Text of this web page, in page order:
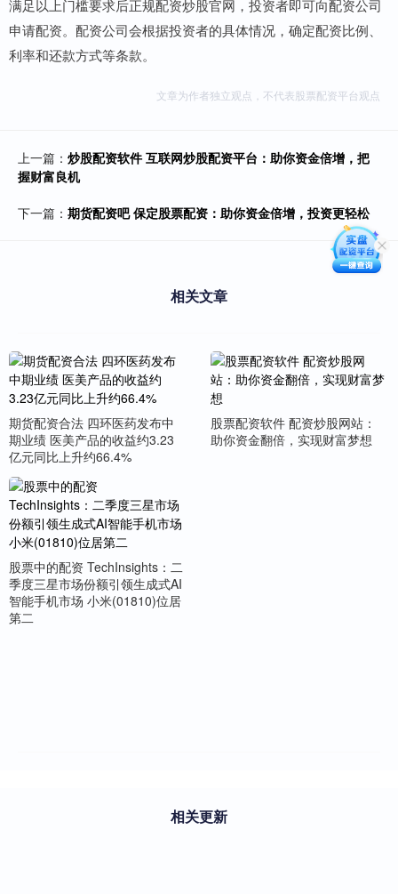
满足以上门槛要求后正规配资炒股官网，投资者即可向配资公司
申请配资。配资公司会根据投资者的具体情况，确定配资比例、
利率和还款方式等条款。
文章为作者独立观点，不代表股票配资平台观点
上一篇： 炒股配资软件 互联网炒股配资平台：助你资金倍增，把
握财富良机
下一篇： 期货配资吧 保定股票配资：助你资金倍增，投资更轻松
相关文章
期货配资合法 四环医药发布中
期业绩 医美产品的收益约3.23
亿元同比上升约66.4%
股票配资软件 配资炒股网站：
助你资金翻倍，实现财富梦想
股票中的配资 TechInsights：二
季度三星市场份额引领生成式AI
智能手机市场 小米(01810)位居
第二
相关更新